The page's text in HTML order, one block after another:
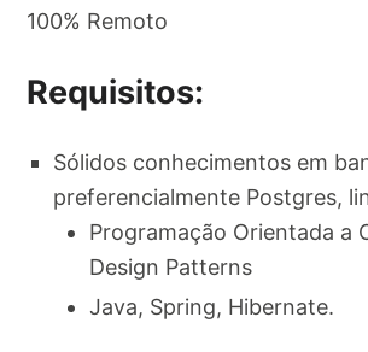
100% Remoto
Requisitos:
Sólidos conhecimentos em
preferencialmente Postgres,
Programação Orientada a
Design Patterns
Java, Spring, Hibernate.